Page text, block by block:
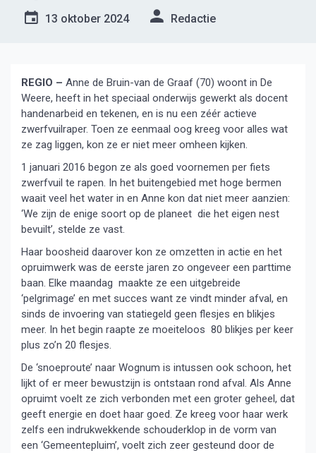
13 oktober 2024 Redactie
REGIO – Anne de Bruin-van de Graaf (70) woont in De
Weere, heeft in het speciaal onderwijs gewerkt als docent
handenarbeid en tekenen, en is nu een zéér actieve
zwerfvuilraper. Toen ze eenmaal oog kreeg voor alles wat
ze zag liggen, kon ze er niet meer omheen kijken.
1 januari 2016 begon ze als goed voornemen per fiets
zwerfvuil te rapen. In het buitengebied met hoge bermen
waait veel het water in en Anne kon dat niet meer aanzien:
‘We zijn de enige soort op de planeet die het eigen nest
bevuilt’, stelde ze vast.
Haar boosheid daarover kon ze omzetten in actie en het
opruimwerk was de eerste jaren zo ongeveer een parttime
baan. Elke maandag maakte ze een uitgebreide
‘pelgrimage’ en met succes want ze vindt minder afval, en
sinds de invoering van statiegeld geen flesjes en blikjes
meer. In het begin raapte ze moeiteloos 80 blikjes per keer
plus zo’n 20 flesjes.
De ‘snoeproute’ naar Wognum is intussen ook schoon, het
lijkt of er meer bewustzijn is ontstaan rond afval. Als Anne
opruimt voelt ze zich verbonden met een groter geheel, dat
geeft energie en doet haar goed. Ze kreeg voor haar werk
zelfs een indrukwekkende schouderklop in de vorm van
een ‘Gemeentepluim’, voelt zich zeer gesteund door de